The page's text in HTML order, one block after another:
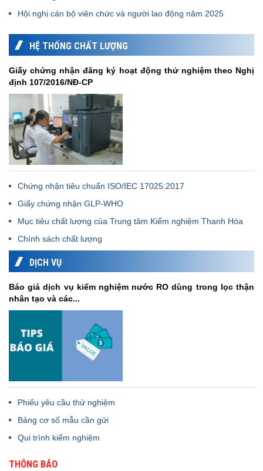
Hội nghị cán bộ viên chức và người lao động năm 2025
HỆ THỐNG CHẤT LƯỢNG
Giấy chứng nhận đăng ký hoạt động thử nghiệm theo Nghị
định 107/2016/NĐ-CP
Chứng nhận tiêu chuẩn ISO/IEC 17025:2017
Giấy chứng nhận GLP-WHO
Mục tiêu chất lượng của Trung tâm Kiểm nghiệm Thanh Hóa
Chính sách chất lượng
DỊCH VỤ
Báo giá dịch vụ kiểm nghiệm nước RO dùng trong lọc thận
nhân tạo và các...
Phiếu yêu cầu thử nghiệm
Bảng cơ số mẫu cần gửi
Qui trình kiểm nghiệm
THÔNG BÁO